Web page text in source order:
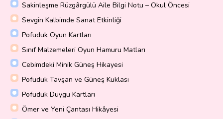
Sakinleşme Rüzgârgülü Aile Bilgi Notu – Okul Öncesi
Sevgin Kalbimde Sanat Etkinliği
Pofuduk Oyun Kartları
Sınıf Malzemeleri Oyun Hamuru Matları
Cebimdeki Minik Güneş Hikayesi
Pofuduk Tavşan ve Güneş Kuklası
Pofuduk Duygu Kartları
Ömer ve Yeni Çantası Hikâyesi